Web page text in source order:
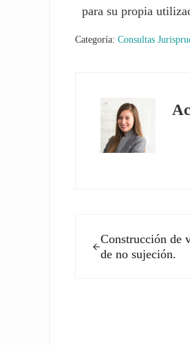
para su propia
Categoría:Consultas
Construcción de
de no sujeción.